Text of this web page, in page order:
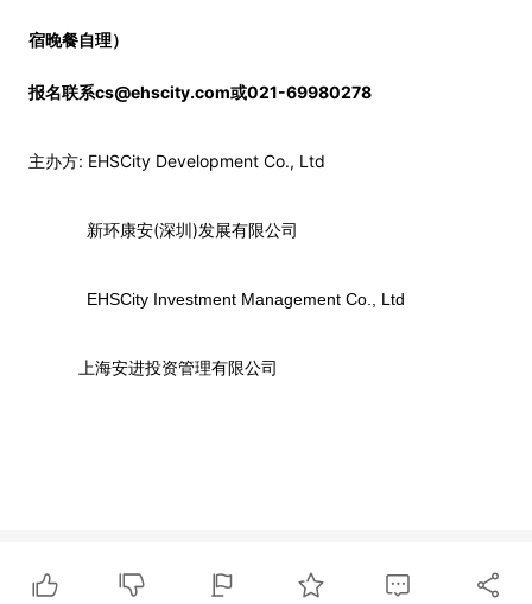
宿晚餐自理）
报名联系cs@ehscity.com或021-69980278
主办方: EHSCity Development Co., Ltd
新环康安(深圳 )发展有限公司
EHSCity Investment Management Co., Ltd
上海安进投资管理有限公司